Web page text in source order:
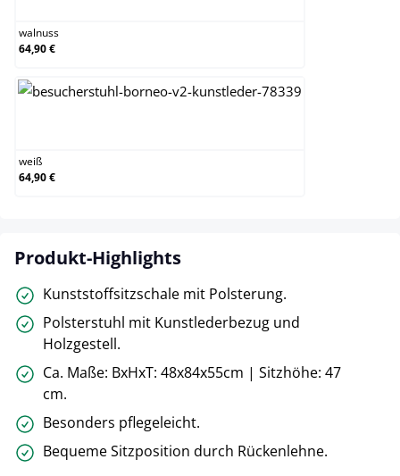
walnuss
64,90 €
weiß
64,90 €
Produkt-Highlights
Kunststoffsitzschale mit Polsterung.
Polsterstuhl mit Kunstlederbezug und
Holzgestell.
Ca. Maße: BxHxT: 48x84x55cm | Sitzhöhe: 47
cm.
Besonders pflegeleicht.
Bequeme Sitzposition durch Rückenlehne.